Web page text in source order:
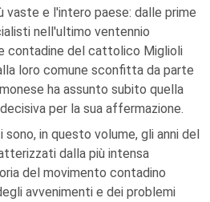
vaste e l'intero paese: dalle prime
nell'ultimo ventennio
contadine del cattolico Miglioli
loro comune sconfitta da parte
ha assunto subito quella
per la sua affermazione.
in questo volume, gli anni del
dalla più intensa
del movimento contadino
avvenimenti e dei problemi